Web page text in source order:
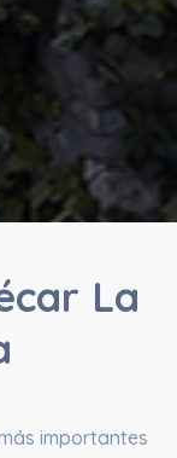
La
importantes